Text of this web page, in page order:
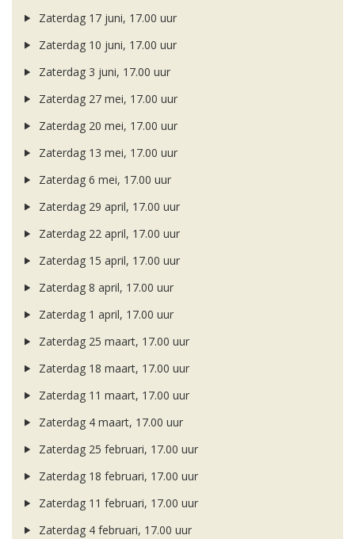
Zaterdag 17 juni, 17.00 uur
Zaterdag 10 juni, 17.00 uur
Zaterdag 3 juni, 17.00 uur
Zaterdag 27 mei, 17.00 uur
Zaterdag 20 mei, 17.00 uur
Zaterdag 13 mei, 17.00 uur
Zaterdag 6 mei, 17.00 uur
Zaterdag 29 april, 17.00 uur
Zaterdag 22 april, 17.00 uur
Zaterdag 15 april, 17.00 uur
Zaterdag 8 april, 17.00 uur
Zaterdag 1 april, 17.00 uur
Zaterdag 25 maart, 17.00 uur
Zaterdag 18 maart, 17.00 uur
Zaterdag 11 maart, 17.00 uur
Zaterdag 4 maart, 17.00 uur
Zaterdag 25 februari, 17.00 uur
Zaterdag 18 februari, 17.00 uur
Zaterdag 11 februari, 17.00 uur
Zaterdag 4 februari, 17.00 uur